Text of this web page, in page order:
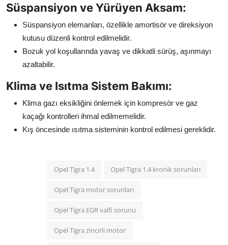
Süspansiyon ve Yürüyen Aksam:
Süspansiyon elemanları, özellikle amortisör ve direksiyon
kutusu düzenli kontrol edilmelidir.
Bozuk yol koşullarında yavaş ve dikkatli sürüş, aşınmayı
azaltabilir.
Klima ve Isıtma Sistem Bakımı:
Klima gazı eksikliğini önlemek için kompresör ve gaz
kaçağı kontrolleri ihmal edilmemelidir.
Kış öncesinde ısıtma sisteminin kontrol edilmesi gereklidir.
Opel Tigra 1.4 Opel Tigra 1.4 kronik sorunları
Opel Tigra motor sorunları
Opel Tigra EGR valfi sorunu
Opel Tigra zincirli motor